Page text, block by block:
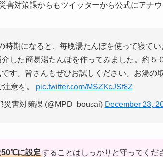
対策課からもツイッターから公式にアナウ
時期になると、毎晩湯たんぽを使って寝てい
した簡易湯たんぽを作ってみました。約５
す。皆さんもぜひお試しください。お湯の
注意を。 pic.twitter.com/MSZKcJSf8Z
害対策課 (@MPD_bousai) December 23,
50℃に設定することはしっかりと守ってくだ